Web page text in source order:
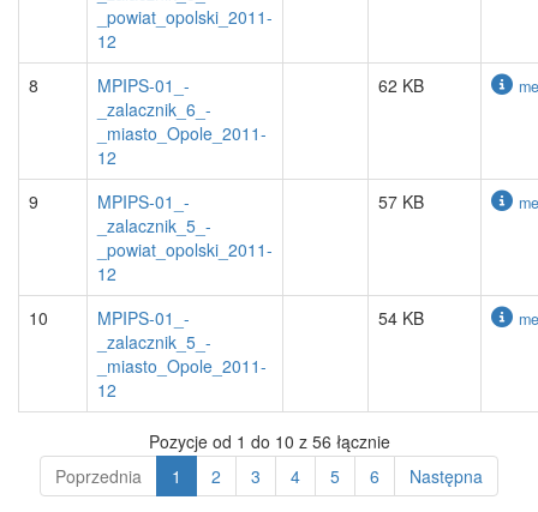
_powiat_opolski_2011-
12
8
MPIPS-01_-
_zalacznik_6_-
_miasto_Opole_2011-
12
62 KB
9
MPIPS-01_-
_zalacznik_5_-
_powiat_opolski_2011-
12
57 KB
10
MPIPS-01_-
_zalacznik_5_-
_miasto_Opole_2011-
12
54 KB
Pozycje od 1 do 10 z 56 łącznie
Poprzednia
1 2 3 4 5 6 Następna